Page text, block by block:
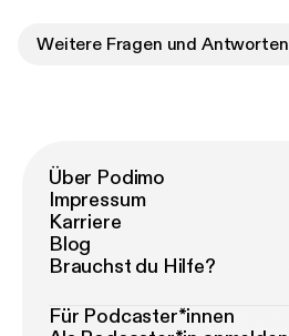
Weitere Fragen und Antworten
Über Podimo
Impressum
Karriere
Blog
Brauchst du Hilfe?
Für Podcaster*innen